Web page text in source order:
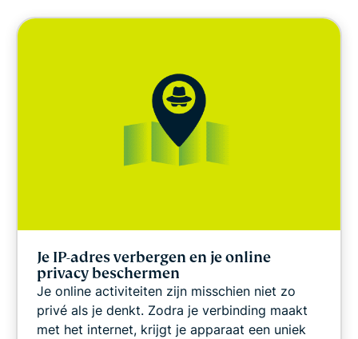
Laboratorium voor digitale veiligheid
ExpressVPN for Teams
ExpressVPN Nieuws
NIEUWSTE
Online veiligheid
Je IP-adres verbergen en je online
privacy beschermen
Je online activiteiten zijn misschien niet zo
privé als je denkt. Zodra je verbinding maakt
met het internet, krijgt je apparaat een uniek